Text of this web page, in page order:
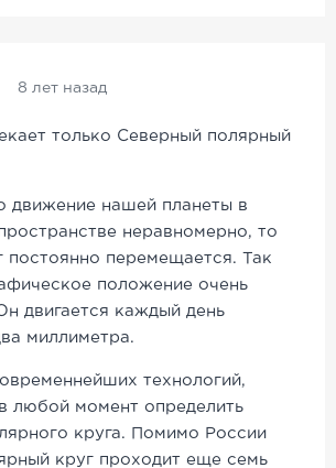
8 лет назад
только Северный полярный
движение нашей планеты в
неравномерно, то
постоянно перемещается. Так
положение очень
двигается каждый день
миллиметра.
технологий,
любой момент определить
круга. Помимо России
круг проходит еще семь